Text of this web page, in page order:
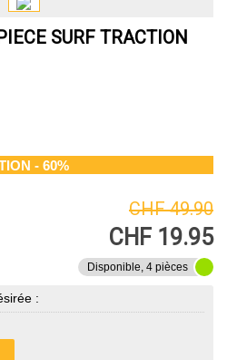
SURF TRACTION
- 60%
CHF 49.90
CHF 19.95
Disponible, 4 pièces
: